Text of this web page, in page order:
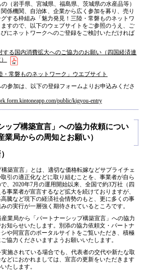
（岩手県、宮城県、福島県、茨城県の水産品等）
係機関、自治体、企業から広く参加を募り、売り
する枠組み「魅力発見！三陸・常磐ものネットワ
すので、以下のウェブサイトをご参照のうえ、ご
にネットワークへのご登録をご検討いただければ
する国内消費拡大へのご協力のお願い（四国経済連
・常磐ものネットワーク」ウエブサイト
参加は、以下の登録フォームよりお申込みくださ
public/kigyou-entry
ップ構築宣言」への協力依頼につい
業局からの周知とお願い）
構築宣言」とは、適切な価格転嫁などサプライチェ
引の適正化などに取り組むことを、事業者が自ら
、2020年7月の運用開始以来、全国で約3万社（四
事業者が宣言するなど拡大を続けておりますが、
騰など現下の経済社会情勢のもと、更に多くの事
の実行が一層強く期待されているところです。
業局から「パートナーシップ構築宣言」への協力
知らせいたします。別添の協力依頼文・パートナ
や同宣言のポータルサイトをご覧いただき、積極
協力くださいますようお願いいたします。
施されている場合でも、代表者の交代や新たな取
どにおかれましては、宣言の更新をいただきます
たします。